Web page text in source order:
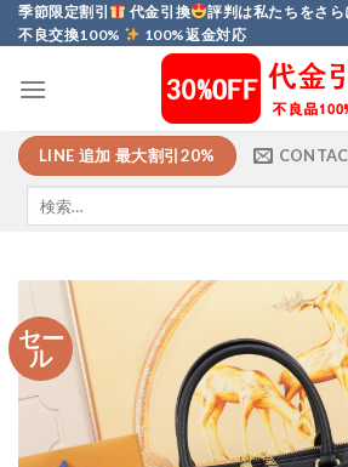
Skip
to
季節限定割引 代金引換 評判は私たちをさ
不良交換100%
100%返金対応
LINE 追加 最大割引20%
セー
ル